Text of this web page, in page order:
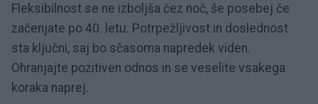
Fleksibilnost se ne izboljša čez noč, še posebej če
začenjate po 40. letu. Potrpežljivost in doslednost
sta ključni, saj bo sčasoma napredek viden.
Ohranjajte pozitiven odnos in se veselite vsakega
koraka naprej.